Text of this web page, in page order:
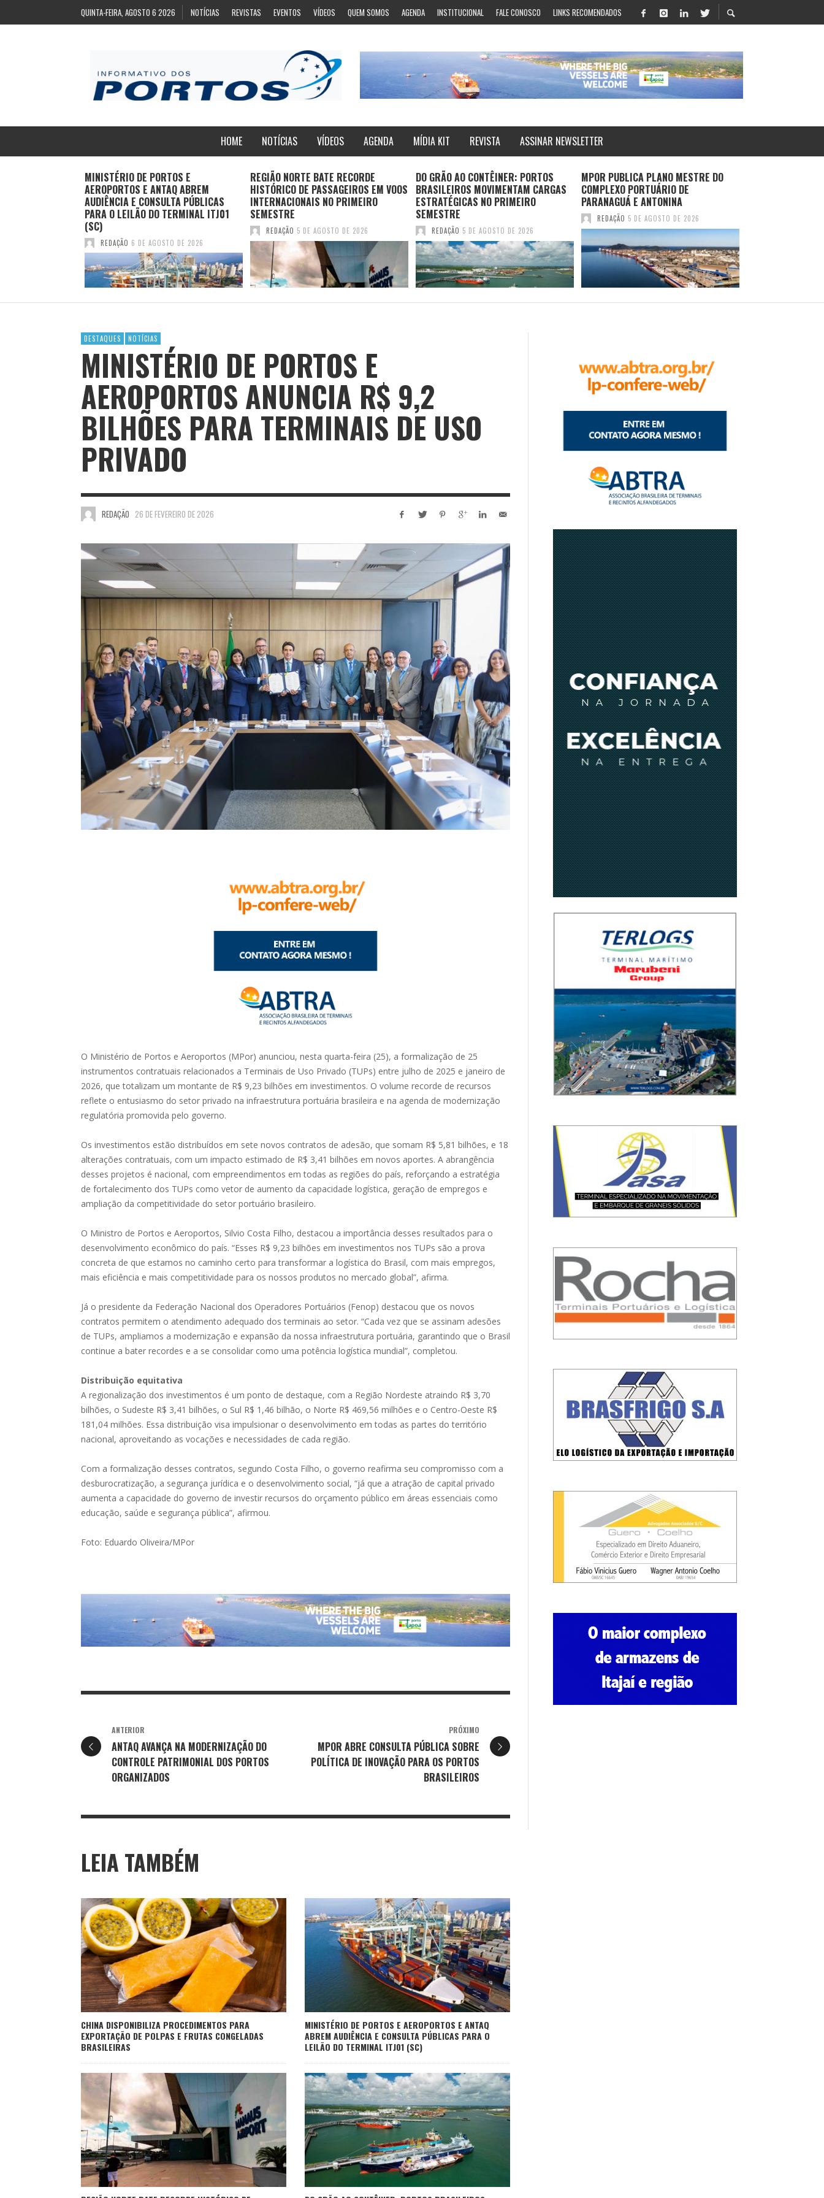
QUINTA-FEIRA, AGOSTO 6 2026 NOTÍCIAS REVISTAS EVENTOS VÍDEOS QUEM SOMOS AGENDA INSTITUCIONAL FALE CONOSCO LINKS RECOMENDADOS
HOME NOTÍCIAS VÍDEOS AGENDA MÍDIA KIT REVISTA ASSINAR NEWSLETTER
MINISTÉRIO DE PORTOS E
AEROPORTOS E ANTAQ ABREM
AUDIÊNCIA E CONSULTA PÚBLICAS
PARA O LEILÃO DO TERMINAL ITJ01
(SC)
REDAÇÃO 6 DE AGOSTO DE 2026
REGIÃO NORTE BATE RECORDE
HISTÓRICO DE PASSAGEIROS EM VOOS
INTERNACIONAIS NO PRIMEIRO
SEMESTRE
REDAÇÃO 5 DE AGOSTO DE 2026
DO GRÃO AO CONTÊINER: PORTOS
BRASILEIROS MOVIMENTAM CARGAS
ESTRATÉGICAS NO PRIMEIRO
SEMESTRE
REDAÇÃO 5 DE AGOSTO DE 2026
MPOR PUBLICA PLANO MESTRE DO
COMPLEXO PORTUÁRIO DE
PARANAGUÁ E ANTONINA
REDAÇÃO 5 DE AGOSTO DE 2026
DESTAQUES NOTÍCIAS
MINISTÉRIO DE PORTOS E
AEROPORTOS ANUNCIA R$ 9,2
BILHÕES PARA TERMINAIS DE USO
PRIVADO
REDAÇÃO 26 DE FEVEREIRO DE 2026
O Ministério de Portos e Aeroportos (MPor) anunciou, nesta quarta-feira (25), a formalização de 25
instrumentos contratuais relacionados a Terminais de Uso Privado (TUPs) entre julho de 2025 e janeiro de
2026, que totalizam um montante de R$ 9,23 bilhões em investimentos. O volume recorde de recursos
reflete o entusiasmo do setor privado na infraestrutura portuária brasileira e na agenda de modernização
regulatória promovida pelo governo.
Os investimentos estão distribuídos em sete novos contratos de adesão, que somam R$ 5,81 bilhões, e 18
alterações contratuais, com um impacto estimado de R$ 3,41 bilhões em novos aportes. A abrangência
desses projetos é nacional, com empreendimentos em todas as regiões do país, reforçando a estratégia
de fortalecimento dos TUPs como vetor de aumento da capacidade logística, geração de empregos e
ampliação da competitividade do setor portuário brasileiro.
O Ministro de Portos e Aeroportos, Silvio Costa Filho, destacou a importância desses resultados para o
desenvolvimento econômico do país. “Esses R$ 9,23 bilhões em investimentos nos TUPs são a prova
concreta de que estamos no caminho certo para transformar a logística do Brasil, com mais empregos,
mais eficiência e mais competitividade para os nossos produtos no mercado global”, afirma.
Já o presidente da Federação Nacional dos Operadores Portuários (Fenop) destacou que os novos
contratos permitem o atendimento adequado dos terminais ao setor. “Cada vez que se assinam adesões
de TUPs, ampliamos a modernização e expansão da nossa infraestrutura portuária, garantindo que o Brasil
continue a bater recordes e a se consolidar como uma potência logística mundial”, completou.
Distribuição equitativa
A regionalização dos investimentos é um ponto de destaque, com a Região Nordeste atraindo R$ 3,70
bilhões, o Sudeste R$ 3,41 bilhões, o Sul R$ 1,46 bilhão, o Norte R$ 469,56 milhões e o Centro-Oeste R$
181,04 milhões. Essa distribuição visa impulsionar o desenvolvimento em todas as partes do território
nacional, aproveitando as vocações e necessidades de cada região.
Com a formalização desses contratos, segundo Costa Filho, o governo reafirma seu compromisso com a
desburocratização, a segurança jurídica e o desenvolvimento social, “já que a atração de capital privado
aumenta a capacidade do governo de investir recursos do orçamento público em áreas essenciais como
educação, saúde e segurança pública”, afirmou.
Foto: Eduardo Oliveira/MPor
ANTERIOR
ANTAQ AVANÇA NA MODERNIZAÇÃO DO
CONTROLE PATRIMONIAL DOS PORTOS
ORGANIZADOS
PRÓXIMO
MPOR ABRE CONSULTA PÚBLICA SOBRE
POLÍTICA DE INOVAÇÃO PARA OS PORTOS
BRASILEIROS
LEIA TAMBÉM
CHINA DISPONIBILIZA PROCEDIMENTOS PARA
EXPORTAÇÃO DE POLPAS E FRUTAS CONGELADAS
BRASILEIRAS
MINISTÉRIO DE PORTOS E AEROPORTOS E ANTAQ
ABREM AUDIÊNCIA E CONSULTA PÚBLICAS PARA O
LEILÃO DO TERMINAL ITJ01 (SC)